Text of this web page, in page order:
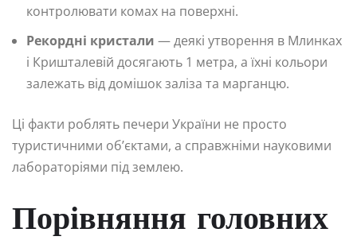
контролювати комах на поверхні.
Рекордні кристали — деякі утворення в Млинках
і Кришталевій досягають 1 метра, а їхні кольори
залежать від домішок заліза та марганцю.
Ці факти роблять печери України не просто
туристичними об’єктами, а справжніми науковими
лабораторіями під землею.
Порівняння головних